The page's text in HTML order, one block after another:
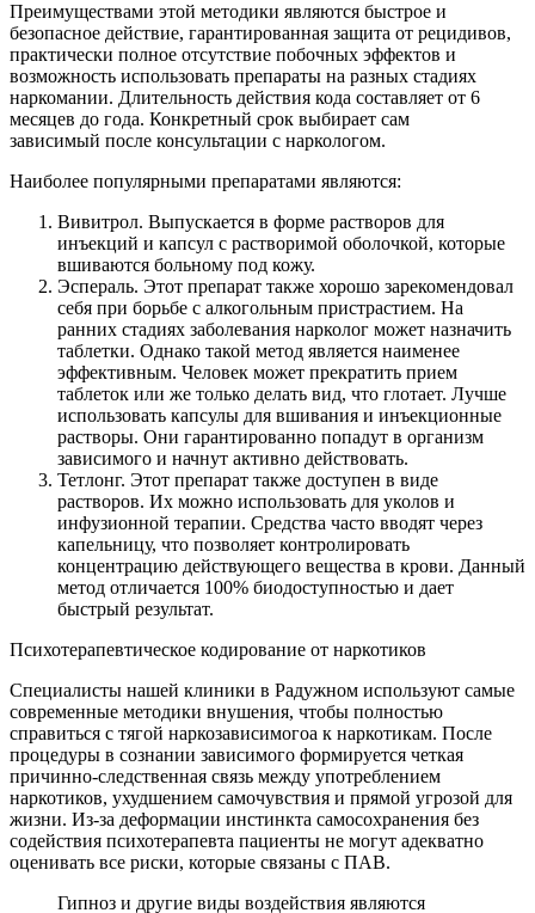
Преимуществами этой методики являются быстрое и
безопасное действие, гарантированная защита от рецидивов,
практически полное отсутствие побочных эффектов и
возможность использовать препараты на разных стадиях
наркомании. Длительность действия кода составляет от 6
месяцев до года. Конкретный срок выбирает сам
зависимый после консультации с наркологом.
Наиболее популярными препаратами являются:
Вивитрол. Выпускается в форме растворов для
инъекций и капсул с растворимой оболочкой, которые
вшиваются больному под кожу.
Эспераль. Этот препарат также хорошо зарекомендовал
себя при борьбе с алкогольным пристрастием. На
ранних стадиях заболевания нарколог может назначить
таблетки. Однако такой метод является наименее
эффективным. Человек может прекратить прием
таблеток или же только делать вид, что глотает. Лучше
использовать капсулы для вшивания и инъекционные
растворы. Они гарантированно попадут в организм
зависимого и начнут активно действовать.
Тетлонг. Этот препарат также доступен в виде
растворов. Их можно использовать для уколов и
инфузионной терапии. Средства часто вводят через
капельницу, что позволяет контролировать
концентрацию действующего вещества в крови. Данный
метод отличается 100% биодоступностью и дает
быстрый результат.
Психотерапевтическое кодирование от наркотиков
Специалисты нашей клиники в Радужном используют самые
современные методики внушения, чтобы полностью
справиться с тягой наркозависимогоа к наркотикам. После
процедуры в сознании зависимого формируется четкая
причинно-следственная связь между употреблением
наркотиков, ухудшением самочувствия и прямой угрозой для
жизни. Из-за деформации инстинкта самосохранения без
содействия психотерапевта пациенты не могут адекватно
оценивать все риски, которые связаны с ПАВ.
Гипноз и другие виды воздействия являются